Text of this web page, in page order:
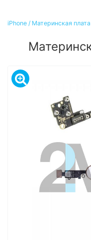
iPhone / Материнская